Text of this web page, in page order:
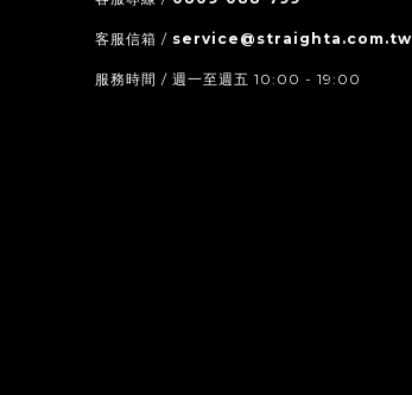
客服信箱 / service@straighta.com.tw
服務時間 / 週一至週五 10:00 - 19:00